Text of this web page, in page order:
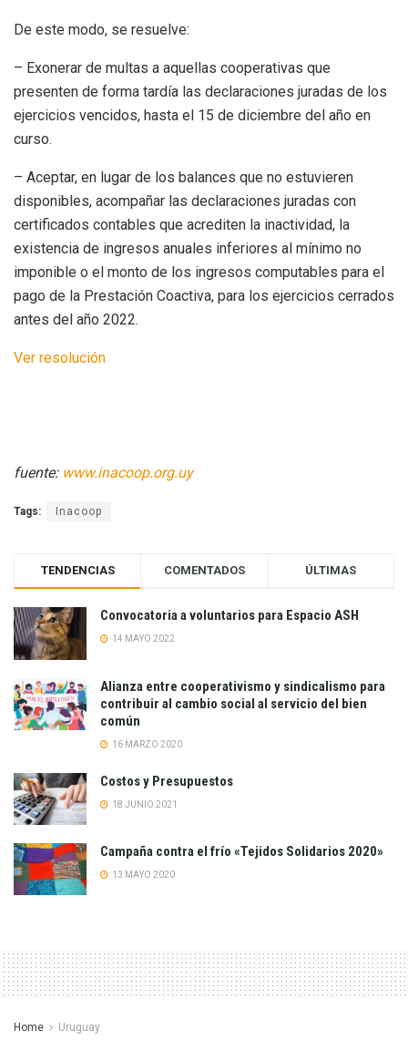
De este modo, se resuelve:
– Exonerar de multas a aquellas cooperativas que
presenten de forma tardía las declaraciones juradas de los
ejercicios vencidos, hasta el 15 de diciembre del año en
curso.
– Aceptar, en lugar de los balances que no estuvieren
disponibles, acompañar las declaraciones juradas con
certificados contables que acrediten la inactividad, la
existencia de ingresos anuales inferiores al mínimo no
imponible o el monto de los ingresos computables para el
pago de la Prestación Coactiva, para los ejercicios cerrados
antes del año 2022.
Ver resolución
fuente: www.inacoop.org.uy
Tags: Inacoop
TENDENCIAS COMENTADOS ÚLTIMAS
Convocatoria a voluntarios para Espacio ASH
14 MAYO 2022
Alianza entre cooperativismo y sindicalismo para
contribuir al cambio social al servicio del bien
común
16 MARZO 2020
Costos y Presupuestos
18 JUNIO 2021
Campaña contra el frío «Tejidos Solidarios 2020»
13 MAYO 2020
Home Uruguay